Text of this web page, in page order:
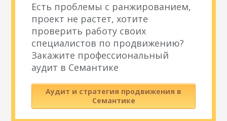
Есть проблемы с ранжированием,
проект не растет, хотите
проверить работу своих
специалистов по продвижению?
Закажите профессиональный
аудит в Семантике
Аудит и стратегия продвижения в
Семантике